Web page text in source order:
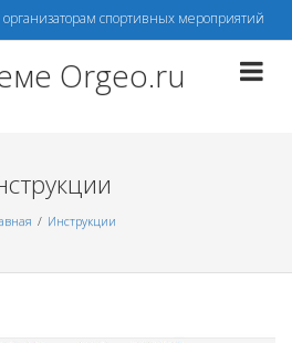
спортивных мероприятий
Orgeo.ru
Инструкции